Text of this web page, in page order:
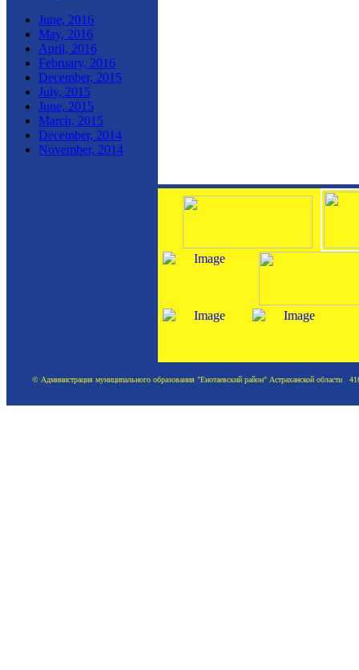
June, 2016
May, 2016
April, 2016
February, 2016
December, 2015
July, 2015
June, 2015
March, 2015
December, 2014
November, 2014
© Администрация муниципального образования "Енотаевский район" Астраханской области